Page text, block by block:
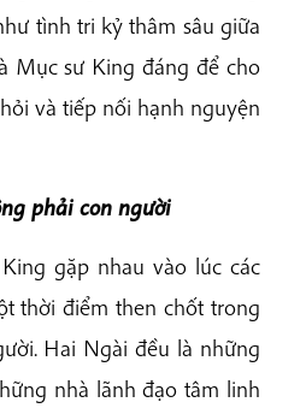
tình tri kỷ thâm sâu giữa
Mục sư King đáng để cho
và tiếp nối hạnh nguyện
phải con người
gặp nhau vào lúc các
thời điểm then chốt trong
Hai Ngài đều là những
nhà lãnh đạo tâm linh